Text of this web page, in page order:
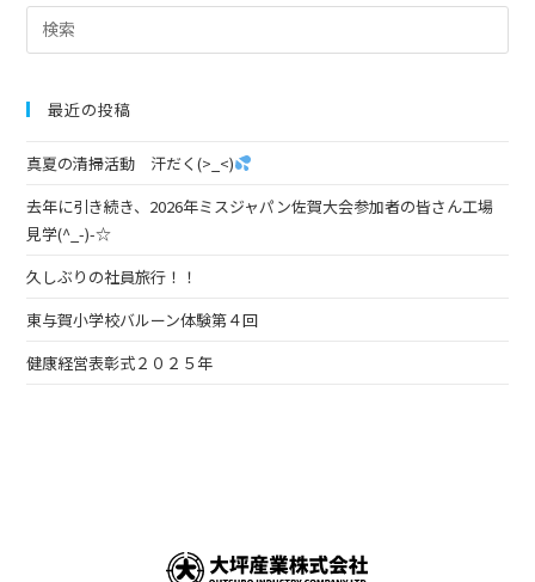
最近の投稿
真夏の清掃活動 汗だく(>_<)
去年に引き続き、2026年ミスジャパン佐賀大会参加者の皆さん工場
見学(^_-)-☆
久しぶりの社員旅行！！
東与賀小学校バルーン体験第４回
健康経営表彰式２０２５年